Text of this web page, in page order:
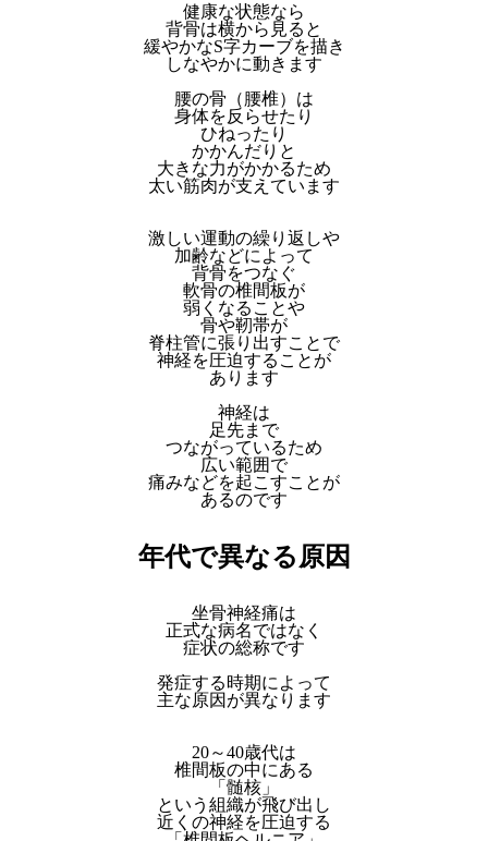
健康な状態なら
背骨は横から見ると
緩やかなS字カーブを描き
しなやかに動きます
腰の骨（腰椎）は
身体を反らせたり
ひねったり
かかんだりと
大きな力がかかるため
太い筋肉が支えています
激しい運動の繰り返しや
加齢などによって
背骨をつなぐ
軟骨の椎間板が
弱くなることや
骨や靭帯が
脊柱管に張り出すことで
神経を圧迫することが
あります
神経は
足先まで
つながっているため
広い範囲で
痛みなどを起こすことが
あるのです
年代で異なる原因
坐骨神経痛は
正式な病名ではなく
症状の総称です
発症する時期によって
主な原因が異なります
20～40歳代は
椎間板の中にある
「髄核」
という組織が飛び出し
近くの神経を圧迫する